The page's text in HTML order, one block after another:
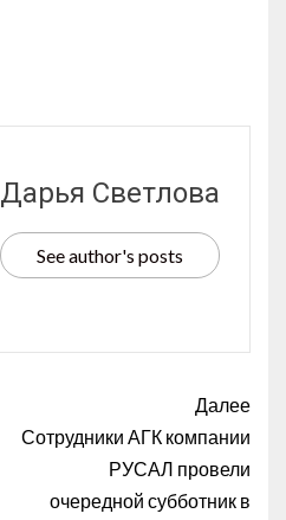
Дарья Светлова
See author's posts
Далее
Сотрудники АГК компании
РУСАЛ провели
очередной субботник в